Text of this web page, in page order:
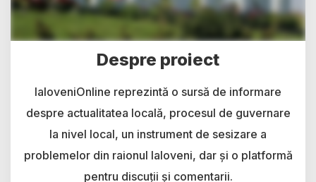
Despre proiect
IaloveniOnline reprezintă o sursă de informare
despre actualitatea locală, procesul de guvernare
la nivel local, un instrument de sesizare a
problemelor din raionul Ialoveni, dar și o platformă
pentru discuții și comentarii.